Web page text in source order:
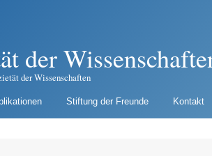
der
der Wissenschaften
Stiftung der Freunde Kontakt